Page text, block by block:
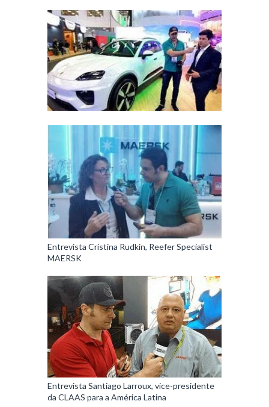
Entrevista Cristina Rudkin, Reefer Specialist
MAERSK
Entrevista Santiago Larroux, vice-presidente
da CLAAS para a América Latina